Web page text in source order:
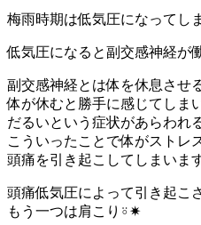
梅雨時期は低気圧になってし
低気圧になると副交感神経が
副交感神経とは体を休息させ
体が休むと勝手に感じてしま
だるいという症状があらわれ
こういったことで体がストレ
頭痛を引き起こしてしまいま
頭痛低気圧によって引き起こ
もう一つは肩こり⍤✷